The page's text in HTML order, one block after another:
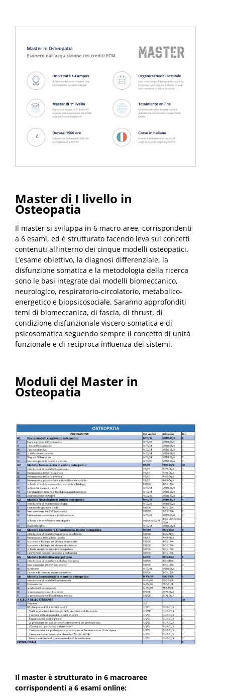
Master di I livello in
Osteopatia
Il master si sviluppa in 6 macro-aree, corrispondenti
a 6 esami, ed è strutturato facendo leva sui concetti
contenuti all’interno dei cinque modelli osteopatici.
L’esame obiettivo, la diagnosi diﬀerenziale, la
disfunzione somatica e la metodologia della ricerca
sono le basi integrate dai modelli biomeccanico,
neurologico, respiratorio-circolatorio, metabolico-
energetico e biopsicosociale. Saranno approfonditi
temi di biomeccanica, di fascia, di thrust, di
condizione disfunzionale viscero-somatica e di
psicosomatica seguendo sempre il concetto di unità
funzionale e di reciproca inﬂuenza dei sistemi.
Moduli del Master in
Osteopatia
Il master è strutturato in 6 macroaree
corrispondenti a 6 esami online: